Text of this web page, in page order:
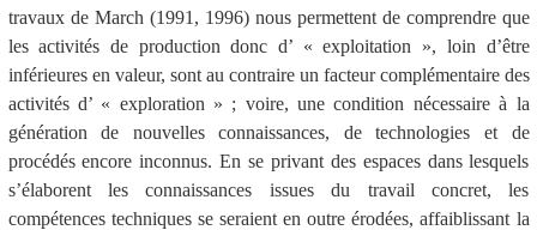
travaux de March (1991, 1996) nous permettent de comprendre que
les activités de production donc d’ « exploitation », loin d’être
inférieures en valeur, sont au contraire un facteur complémentaire des
activités d’ « exploration » ; voire, une condition nécessaire à la
génération de nouvelles connaissances, de technologies et de
procédés encore inconnus. En se privant des espaces dans lesquels
s’élaborent les connaissances issues du travail concret, les
compétences techniques se seraient en outre érodées, affaiblissant la